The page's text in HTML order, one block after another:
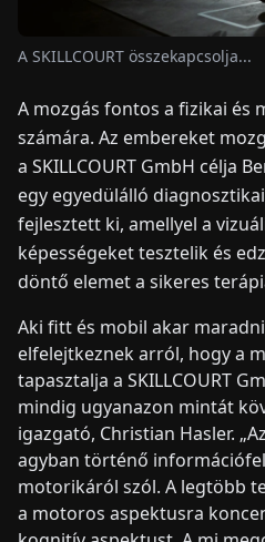
KAPCSOLAT
A SKILLCOURT összekapcsolja...
A mozgás fontos a fizikai és
számára. Az embereket
a SKILLCOURT GmbH célja
egy egyedülálló
fejlesztett ki, amellyel a
képességeket tesztelik és
döntő elemet a sikeres
Aki fitt és mobil akar
elfelejtkeznek arról, hogy a
tapasztalja a SKILLCOURT
mindig ugyanazon mintát
igazgató, Christian Hasler.
agyban történő
motorikáról szól. A legtöbb
a motoros aspektusra